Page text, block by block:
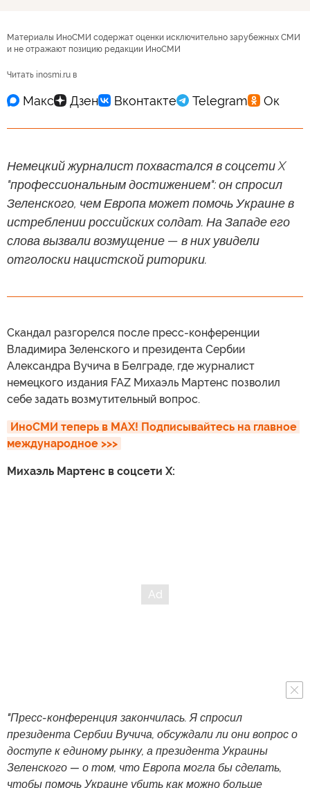
Материалы ИноСМИ содержат оценки исключительно зарубежных СМИ
и не отражают позицию редакции ИноСМИ
Читать inosmi.ru в
Немецкий журналист похвастался в соцсети X
"профессиональным достижением": он спросил
Зеленского, чем Европа может помочь Украине в
истреблении российских солдат. На Западе его
слова вызвали возмущение — в них увидели
отголоски нацистской риторики.
Скандал разгорелся после пресс-конференции
Владимира Зеленского и президента Сербии
Александра Вучича в Белграде, где журналист
немецкого издания FAZ Михаэль Мартенс позволил
себе задать возмутительный вопрос.
ИноСМИ теперь в MAX! Подписывайтесь на главное
международное >>>
Михаэль Мартенс в соцсети X:
"Пресс-конференция закончилась. Я спросил
президента Сербии Вучича, обсуждали ли они вопрос о
доступе к единому рынку, а президента Украины
Зеленского — о том, что Европа могла бы сделать,
чтобы помочь Украине убить как можно больше